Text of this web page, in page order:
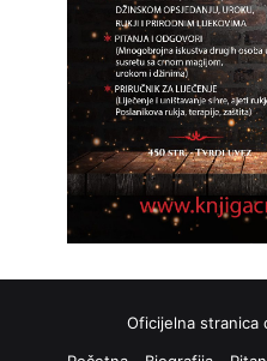
Oficijelna stranica